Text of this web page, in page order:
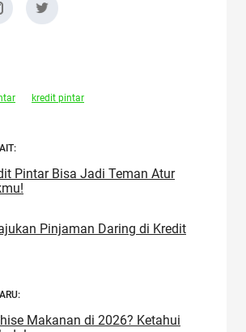
kredit pintar
Pintar Bisa Jadi Teman Atur
Pinjaman Daring di Kredit
Makanan di 2026? Ketahui